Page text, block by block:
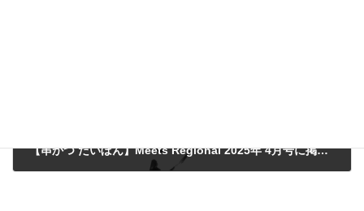
【串かつ だいぼん】Meets Regional 2025年 4月号に掲載していただきました！！